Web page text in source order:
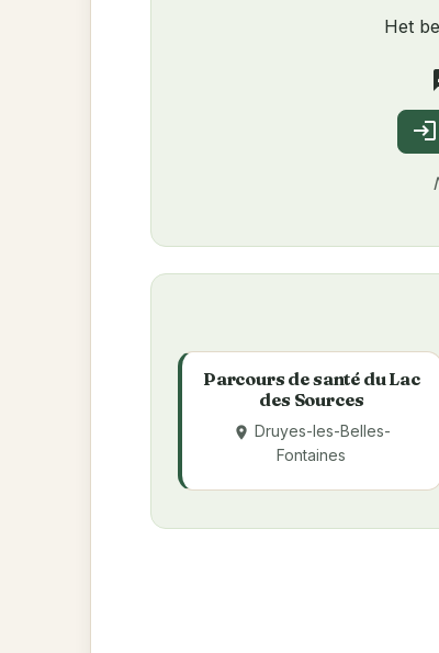
Het
login
Parcours de santé du Lac
des Sources
place Druyes-les-Belles-
Fontaines